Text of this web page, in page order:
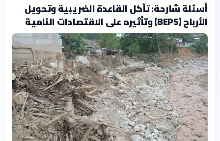
أسئلة شارحة: تآكل القاعدة الضريبية وتحويل
الأرباح (BEPS) وتأثيره على الاقتصادات النامية